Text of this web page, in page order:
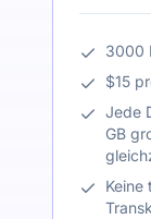
3000
$15
Jede
GB
Keine